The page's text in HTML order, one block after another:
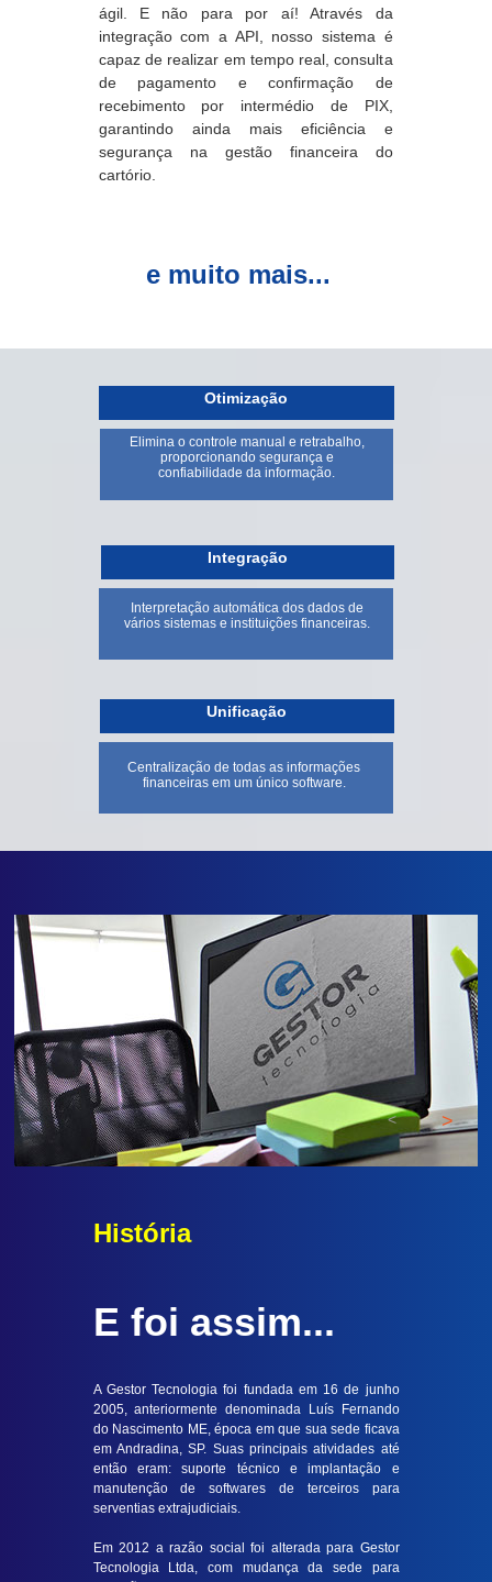
ágil. E não para por aí! Através da
integração com a API, nosso sistema é
capaz de realizar em tempo real, consulta
de pagamento e confirmação de
recebimento por intermédio de PIX,
garantindo ainda mais eficiência e
segurança na gestão financeira do
cartório.
e muito mais...
Otimização
Elimina o controle manual e retrabalho,
proporcionando segurança e
confiabilidade da informação.
Integração
Interpretação automática dos dados de
vários sistemas e instituições financeiras.
Unificação
Centralização de todas as informações
financeiras em um único software.
< >
História
E foi assim...
A Gestor Tecnologia foi fundada em 16 de junho
2005, anteriormente denominada Luís Fernando
do Nascimento ME, época em que sua sede ficava
em Andradina, SP. Suas principais atividades até
então eram: suporte técnico e implantação e
manutenção de softwares de terceiros para
serventias extrajudiciais.
Em 2012 a razão social foi alterada para Gestor
Tecnologia Ltda, com mudança da sede para